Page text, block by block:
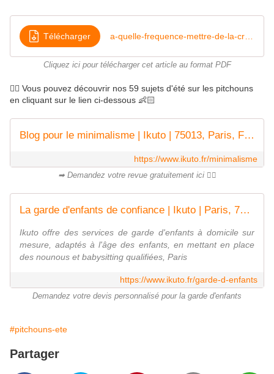
Télécharger
Cliquez ici pour télécharger cet article au format PDF
👉🏻 Vous pouvez découvrir nos 59 sujets d'été sur les pitchouns
en cliquant sur le lien ci-dessous 👶🏻
Blog pour le minimalisme | Ikuto | 75013, Paris, France
https://www.ikuto.fr/minimalisme
➡ Demandez votre revue gratuitement ici 👌🏻
La garde d'enfants de confiance | Ikuto | Paris, 75013, France
Ikuto offre des services de garde d'enfants à domicile sur
mesure, adaptés à l'âge des enfants, en mettant en place
des nounous et babysitting qualifiées, Paris
https://www.ikuto.fr/garde-d-enfants
Demandez votre devis personnalisé pour la garde d'enfants
#pitchouns-ete
Partager